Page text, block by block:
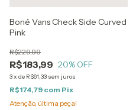
Boné Vans Check Side Curved
Pink
R$183,99
R$229,99
20% OFF
3x de R$61,33 sem juros
R$174,79 com Pix
Atenção, última peça!